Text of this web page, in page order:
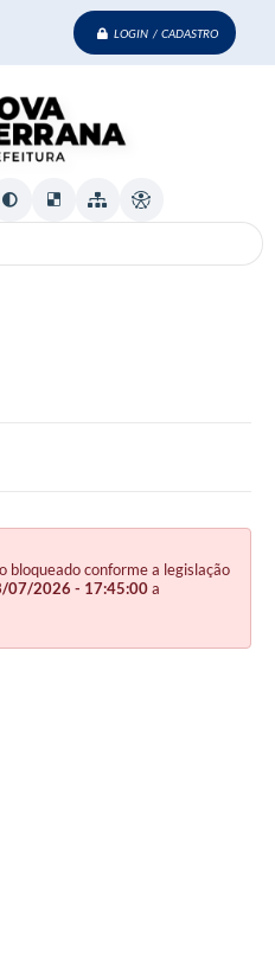
LOGIN / CADASTRO
bloqueado conforme a legislação
07/2026 - 17:45:00a